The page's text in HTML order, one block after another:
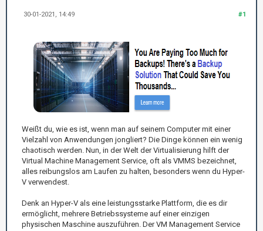
#1
30-01-2021, 14:49
Weißt du, wie es ist, wenn man auf seinem Computer mit einer
Vielzahl von Anwendungen jongliert? Die Dinge können ein wenig
chaotisch werden. Nun, in der Welt der Virtualisierung hilft der
Virtual Machine Management Service, oft als VMMS bezeichnet,
alles reibungslos am Laufen zu halten, besonders wenn du Hyper-
V verwendest.
Denk an Hyper-V als eine leistungsstarke Plattform, die es dir
ermöglicht, mehrere Betriebssysteme auf einer einzigen
physischen Maschine auszuführen. Der VM Management Service